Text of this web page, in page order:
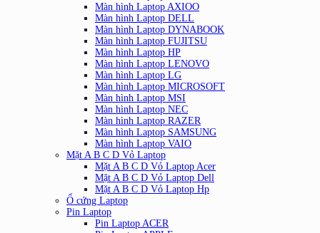
Màn hình Laptop AXIOO
Màn hình Laptop DELL
Màn hình Laptop DYNABOOK
Màn hình Laptop FUJITSU
Màn hình Laptop HP
Màn hình Laptop LENOVO
Màn hình Laptop LG
Màn hình Laptop MICROSOFT
Màn hình Laptop MSI
Màn hình Laptop NEC
Màn hình Laptop RAZER
Màn hình Laptop SAMSUNG
Màn hình Laptop VAIO
Mặt A B C D Vỏ Laptop
Mặt A B C D Vỏ Laptop Acer
Mặt A B C D Vỏ Laptop Dell
Mặt A B C D Vỏ Laptop Hp
Ổ cứng Laptop
Pin Laptop
Pin Laptop ACER